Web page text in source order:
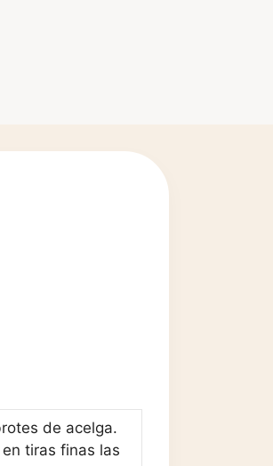
de acelga.
tiras finas las